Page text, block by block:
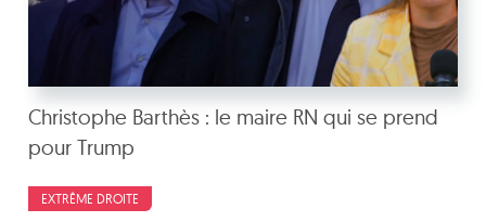
Christophe Barthès : le maire RN qui se prend
pour Trump
EXTRÊME DROITE